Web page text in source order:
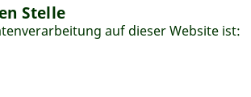
Stelle
auf dieser Website ist: